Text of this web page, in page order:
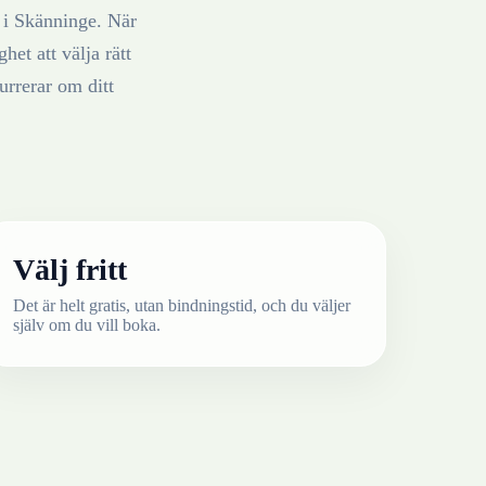
i Skänninge. När
att välja rätt
om ditt
Välj fritt
Det är helt gratis, utan bindningstid, och du väljer
själv om du vill boka.